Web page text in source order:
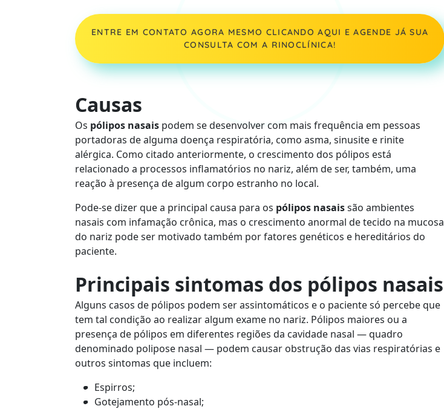
ENTRE EM CONTATO AGORA MESMO CLICANDO AQUI E AGENDE JÁ SUA
CONSULTA COM A RINOCLÍNICA!
Causas
Os pólipos nasaispodem se desenvolver com mais frequência em pessoas
portadoras de alguma doença respiratória, como asma, sinusite e rinite
alérgica. Como citado anteriormente, o crescimento dos pólipos está
relacionado a processos inflamatórios no nariz, além de ser, também, uma
reação à presença de algum corpo estranho no local.
Pode-se dizer que a principal causa para os pólipos nasaissão ambientes
nasais com infamação crônica, mas o crescimento anormal de tecido na mucosa
do nariz pode ser motivado também por fatores genéticos e hereditários do
paciente.
Principais sintomas dos pólipos nasais
Alguns casos de pólipos podem ser assintomáticos e o paciente só percebe que
tem tal condição ao realizar algum exame no nariz. Pólipos maiores ou a
presença de pólipos em diferentes regiões da cavidade nasal — quadro
denominado polipose nasal — podem causar obstrução das vias respiratórias e
outros sintomas que incluem:
Espirros;
Gotejamento pós-nasal;